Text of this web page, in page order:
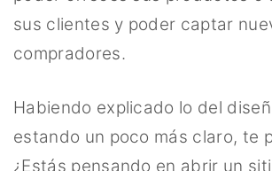
sus clientes y poder captar
compradores.
Habiendo explicado lo del
estando un poco más claro, te
¿Estás pensando en abrir un